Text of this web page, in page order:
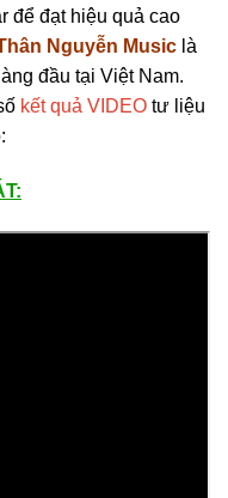
để đạt hiệu quả cao
Nguyễn Music là
đầu tại Việt Nam.
kết quả VIDEO tư liệu